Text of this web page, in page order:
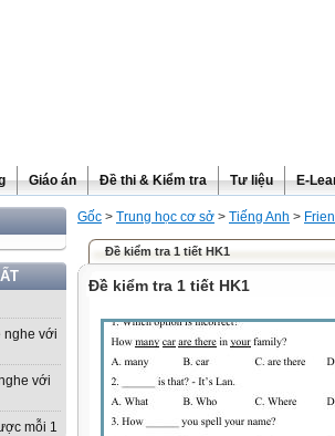
Giáo án Đề thi & Kiểm tra Tư liệu E-
nghe với
với
mỗi 1
Gốc > Trung học cơ sở > Tiếng Anh >
Đề kiểm tra 1 tiết HK1
Đề kiểm tra 1 tiết HK1